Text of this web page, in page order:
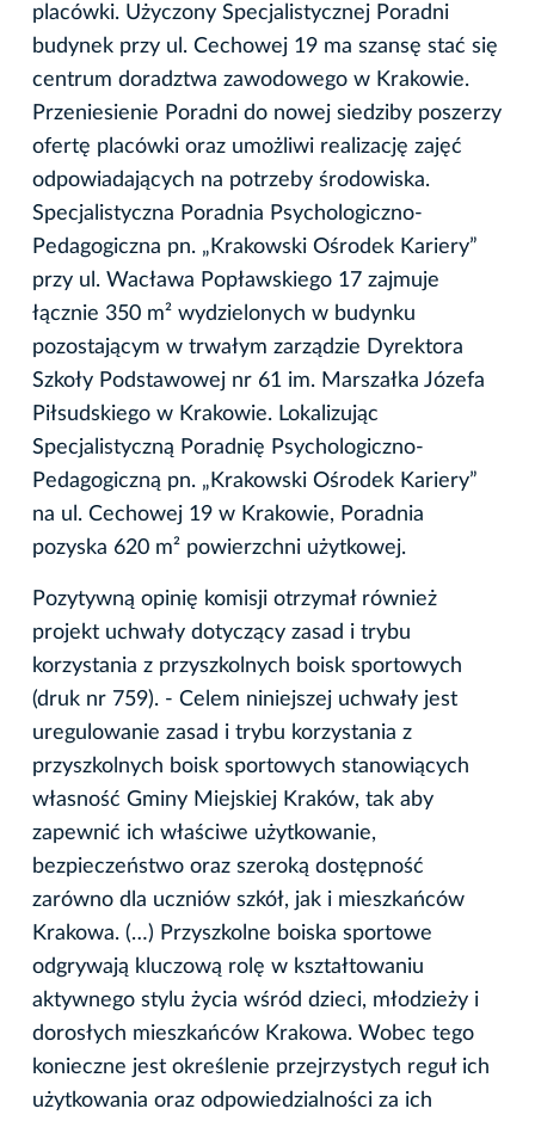
placówki. Użyczony Specjalistycznej Poradni
budynek przy ul. Cechowej 19 ma szansę stać się
centrum doradztwa zawodowego w Krakowie.
Przeniesienie Poradni do nowej siedziby poszerzy
ofertę placówki oraz umożliwi realizację zajęć
odpowiadających na potrzeby środowiska.
Specjalistyczna Poradnia Psychologiczno-
Pedagogiczna pn. „Krakowski Ośrodek Kariery”
przy ul. Wacława Popławskiego 17 zajmuje
łącznie 350 m² wydzielonych w budynku
pozostającym w trwałym zarządzie Dyrektora
Szkoły Podstawowej nr 61 im. Marszałka Józefa
Piłsudskiego w Krakowie. Lokalizując
Specjalistyczną Poradnię Psychologiczno-
Pedagogiczną pn. „Krakowski Ośrodek Kariery”
na ul. Cechowej 19 w Krakowie, Poradnia
pozyska 620 m² powierzchni użytkowej.
Pozytywną opinię komisji otrzymał również
projekt uchwały dotyczący zasad i trybu
korzystania z przyszkolnych boisk sportowych
(druk nr 759). ­- Celem niniejszej uchwały jest
uregulowanie zasad i trybu korzystania z
przyszkolnych boisk sportowych stanowiących
własność Gminy Miejskiej Kraków, tak aby
zapewnić ich właściwe użytkowanie,
bezpieczeństwo oraz szeroką dostępność
zarówno dla uczniów szkół, jak i mieszkańców
Krakowa. (…) Przyszkolne boiska sportowe
odgrywają kluczową rolę w kształtowaniu
aktywnego stylu życia wśród dzieci, młodzieży i
dorosłych mieszkańców Krakowa. Wobec tego
konieczne jest określenie przejrzystych reguł ich
użytkowania oraz odpowiedzialności za ich